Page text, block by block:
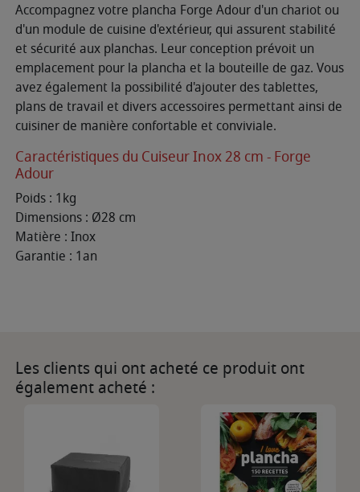
Accompagnez votre plancha Forge Adour d'un chariot ou
d'un module de cuisine d'extérieur, qui assurent stabilité
et sécurité aux planchas. Leur conception prévoit un
emplacement pour la plancha et la bouteille de gaz. Vous
avez également la possibilité d'ajouter des tablettes,
plans de travail et divers accessoires permettant ainsi de
cuisiner de manière confortable et conviviale.
Caractéristiques du Cuiseur Inox 28 cm - Forge
Adour
Poids : 1kg
Dimensions : Ø28 cm
Matière : Inox
Garantie : 1an
Les clients qui ont acheté ce produit ont
également acheté :